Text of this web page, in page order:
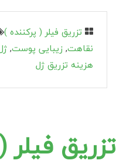
تزریق فیلر ( پرکننده )
نقاهت,زیبایی پوست,
هزینه تزریق ژل
تزریق فیلر